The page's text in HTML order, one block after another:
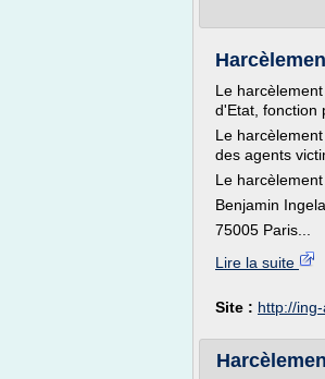
Le
d'Etat, fonction
Le
des agents
Le
Benjamin
75005 Paris...
Lire la suite
Site : http://